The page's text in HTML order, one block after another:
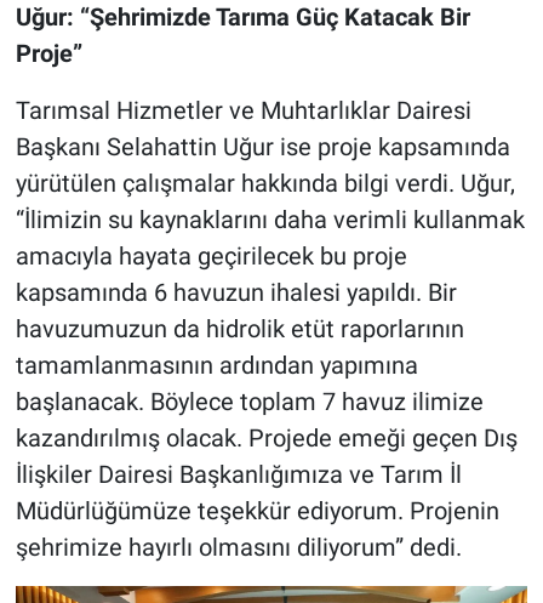
Uğur: “Şehrimizde Tarıma Güç Katacak Bir
Proje”
Tarımsal Hizmetler ve Muhtarlıklar Dairesi
Başkanı Selahattin Uğur ise proje kapsamında
yürütülen çalışmalar hakkında bilgi verdi. Uğur,
“İlimizin su kaynaklarını daha verimli kullanmak
amacıyla hayata geçirilecek bu proje
kapsamında 6 havuzun ihalesi yapıldı. Bir
havuzumuzun da hidrolik etüt raporlarının
tamamlanmasının ardından yapımına
başlanacak. Böylece toplam 7 havuz ilimize
kazandırılmış olacak. Projede emeği geçen Dış
İlişkiler Dairesi Başkanlığımıza ve Tarım İl
Müdürlüğümüze teşekkür ediyorum. Projenin
şehrimize hayırlı olmasını diliyorum” dedi.